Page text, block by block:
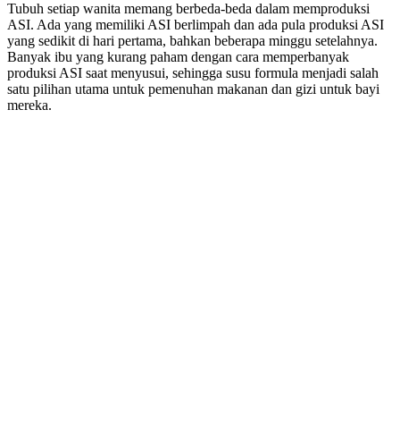
Tubuh setiap wanita memang berbeda-beda dalam memproduksi
ASI. Ada yang memiliki ASI berlimpah dan ada pula produksi ASI
yang sedikit di hari pertama, bahkan beberapa minggu setelahnya.
Banyak ibu yang kurang paham dengan cara memperbanyak
produksi ASI saat menyusui, sehingga susu formula menjadi salah
satu pilihan utama untuk pemenuhan makanan dan gizi untuk bayi
mereka.